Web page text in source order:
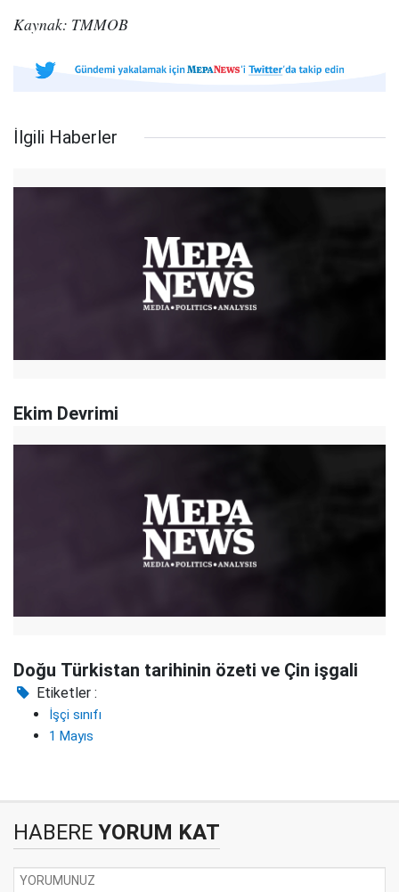
Kaynak: TMMOB
İlgili Haberler
Ekim Devrimi
Doğu Türkistan tarihinin özeti ve Çin işgali
Etiketler :
İşçi sınıfı
1 Mayıs
HABERE YORUM KAT